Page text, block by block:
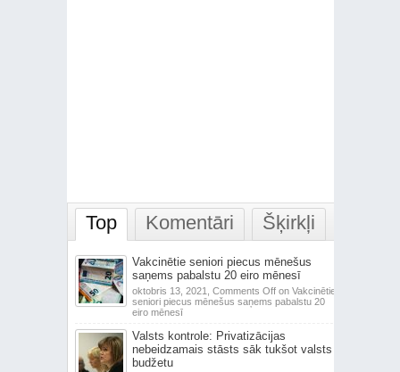
Top Komentāri Šķirkļi
Vakcinētie seniori piecus mēnešus
saņems pabalstu 20 eiro mēnesī
oktobris 13, 2021, Comments Offon Vakcinētie
seniori piecus mēnešus saņems pabalstu 20
eiro mēnesī
Valsts kontrole: Privatizācijas
nebeidzamais stāsts sāk tukšot valsts
budžetu